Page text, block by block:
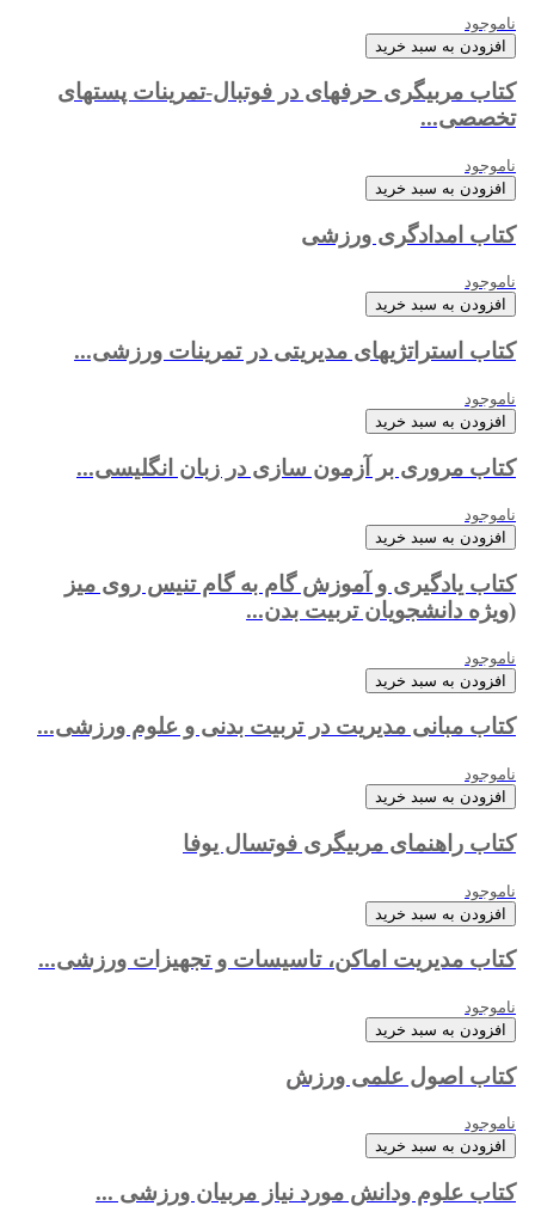
ناموجود
افزودن به سبد خرید
کتاب مربیگری حرفه‏ای در فوتبال-تمرینات پست‏های
تخصصی...
ناموجود
افزودن به سبد خرید
کتاب امدادگری ورزشی
ناموجود
افزودن به سبد خرید
کتاب استراتژی‏های مدیریتی در تمرینات ورزشی...
ناموجود
افزودن به سبد خرید
کتاب مروری بر آزمون سازی در زبان انگلیسی...
ناموجود
افزودن به سبد خرید
کتاب یادگیری و آموزش گام به گام تنیس روی میز
(ویژه دانشجویان تربیت بدن...
ناموجود
افزودن به سبد خرید
کتاب مبانی مدیریت در تربیت بدنی و علوم ورزشی...
ناموجود
افزودن به سبد خرید
کتاب راهنمای مربیگری فوتسال یوفا
ناموجود
افزودن به سبد خرید
کتاب مدیریت اماکن، تاسیسات و تجهیزات ورزشی...
ناموجود
افزودن به سبد خرید
کتاب اصول علمی ورزش
ناموجود
افزودن به سبد خرید
کتاب علوم ودانش مورد نیاز مربیان ورزشی ...